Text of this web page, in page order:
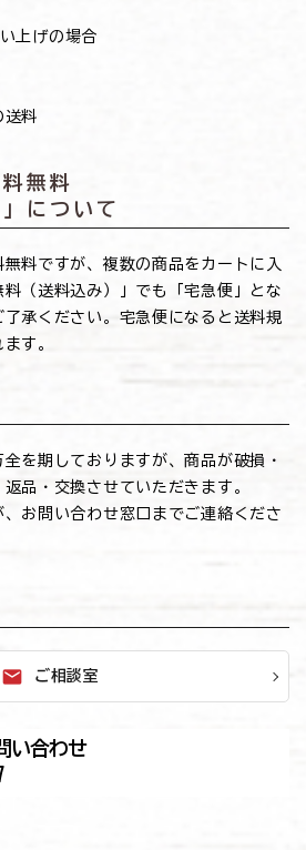
上げの場合
送料
無料
について
料ですが、複数の商品をカートに入
（送料込み）」でも「宅急便」とな
承ください。宅急便になると送料規
す。
を期しておりますが、商品が破損・
品・交換させていただきます。
お問い合わせ窓口までご連絡くださ
mail ご相談室
い合わせ